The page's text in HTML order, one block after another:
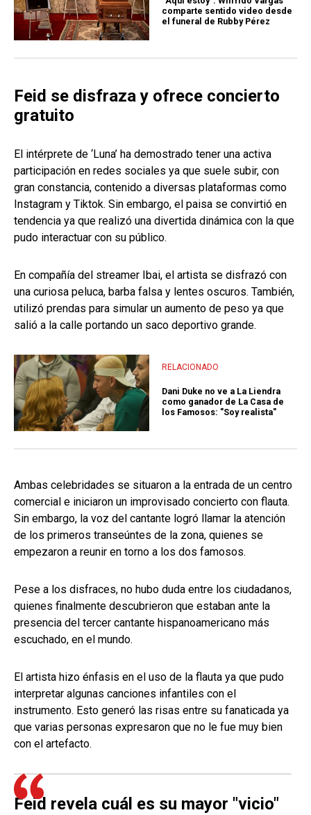
comparte sentido video desde
el funeral de Rubby Pérez
Feid se disfraza y ofrece concierto
gratuito
El intérprete de ‘Luna’ ha demostrado tener una activa
participación en redes sociales ya que suele subir, con
gran constancia, contenido a diversas plataformas como
Instagram y Tiktok. Sin embargo, el paisa se convirtió en
tendencia ya que realizó una divertida dinámica con la que
pudo interactuar con su público.
En compañía del streamer Ibai, el artista se disfrazó con
una curiosa peluca, barba falsa y lentes oscuros. También,
utilizó prendas para simular un aumento de peso ya que
salió a la calle portando un saco deportivo grande.
RELACIONADO
Dani Duke no ve a La Liendra
como ganador de La Casa de
los Famosos: "Soy realista"
Ambas celebridades se situaron a la entrada de un centro
comercial e iniciaron un improvisado concierto con flauta.
Sin embargo, la voz del cantante logró llamar la atención
de los primeros transeúntes de la zona, quienes se
empezaron a reunir en torno a los dos famosos.
Pese a los disfraces, no hubo duda entre los ciudadanos,
quienes finalmente descubrieron que estaban ante la
presencia del tercer cantante hispanoamericano más
escuchado, en el mundo.
El artista hizo énfasis en el uso de la flauta ya que pudo
interpretar algunas canciones infantiles con el
instrumento. Esto generó las risas entre su fanaticada ya
que varias personas expresaron que no le fue muy bien
con el artefacto.
Feid revela cuál es su mayor "vicio"